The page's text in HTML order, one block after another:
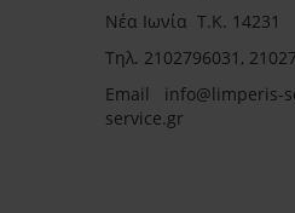
Νέα Ιωνία Τ.Κ. 14231
Τηλ. 2102796031,
Email info@limperis-
service.gr